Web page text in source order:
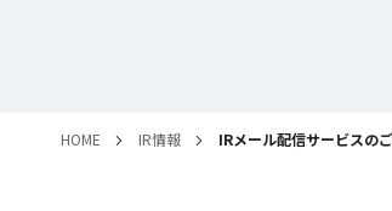
HOME IR情報 IRメール配信サービスの